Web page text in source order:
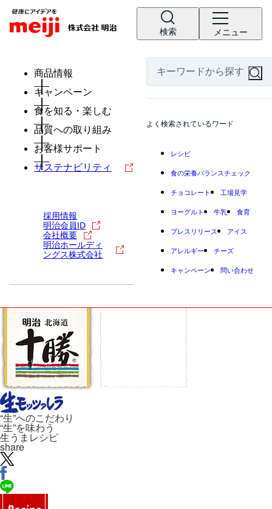
検索 メニュー
商品情報
キャンペーン
食を知る・楽しむ
品質への取り組み
お客様サポート
サステナビリティ
採用情報
明治会員ID
会社概要
明治ホールディ
ングス株式会社
よく検索されているワード
レシピ
食の栄養バランスチェック
チョコレート 工場見学
ヨーグルト 牛乳 食育
プレスリリース アイス
アレルギー チーズ
キャンペーン 問い合わせ
“生”へのこだわり
“生”を味わう
生うまレシピ
share